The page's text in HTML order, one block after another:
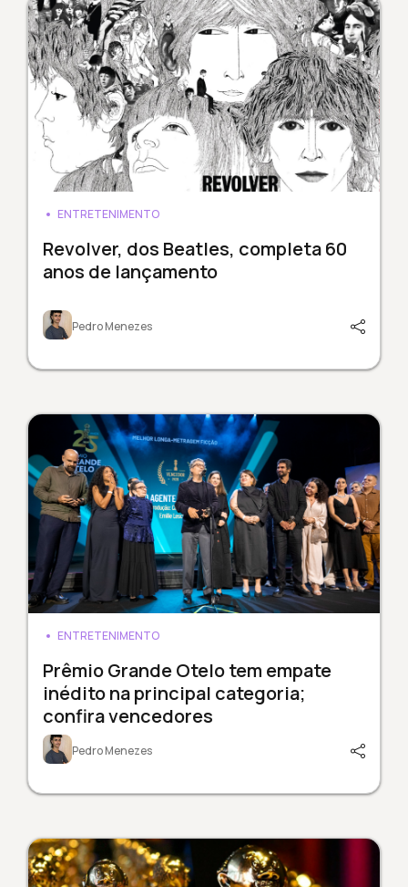
ENTRETENIMENTO
Revolver, dos Beatles, completa 60
anos de lançamento
Pedro Menezes
ENTRETENIMENTO
Prêmio Grande Otelo tem empate
inédito na principal categoria;
confira vencedores
Pedro Menezes